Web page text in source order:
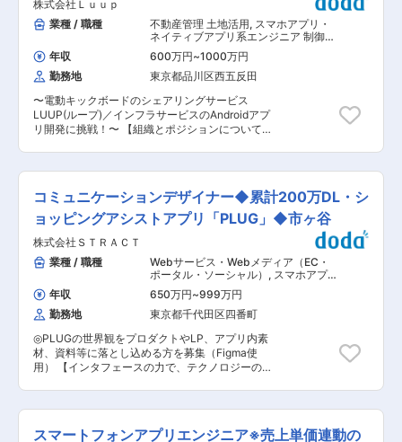
に集中できる環境です。 ※Anthoropicとのリセラ
ー契約も締結しており、AI最前線企業として事業
応援＞ ・半期ごとの面談や定期的な1on1で「こ
ういう仕事をやってみたい」「このスキルを伸ば
したい」等、今後のキャリアやスキル形成につい
て個人に寄り添いヒアリングした上でアサイン先
を決定しています。 ・また、業界、業種、クライ
アントは様々ですので、多種多様な開発プラット
ド、バックエンド問わず、さらにインフラ構築や
運用まで、様々な技術、環境の案件に携わること
境です。 変更の範囲：会社の定める業務
要件定義 ・社内基幹システムとの開発アーキテク
ト設計・仕様調整 ・実現するためのAI活用、デザ
イン思考、開発・試験・運用プロセス改善、デー
タドリブンな取組 ・チームリーダーとしてのメン
バーマネジメント（評価等は含まない） ■職務の
魅力： ・国内最大規模のユーザーを有する決済サ
ービス「d払い」のアジャイル開発を通じて、競
争の激しい決済事業のサービス提供・改善に携わ
り、お客様に多くの反応を頂けること ・サーバ/
アプリの一体アジャイル開発のため、
Android/iOS/サーバアプリ開発スキル及びAWS関
FGだからこそ活用できる、膨大かつ多種多様なデ
ータ分析スキル又は業務経験
（GoogleAnalytics/FirebaseAnalytics等の分析業
務） ■当社の想い： キャッシュレス決済、特に
比較的導入・利用が簡易なQR決済に対する世の
中の関心が非常に高まっています。 変化が激しく
チャレンジングな環境の下、様々なステークホル
ダーと協業・協創しながら、国内でも最大規模の
ユーザーを有するキャッシュレス決済サービス
「d払い」のさらなる成長とともに、ご自身の成
長、ノウハウの習得、スキルアップを体感できる
ポストです。 また、アクティブユーザーが一千万
人を超える規模のサービス開発・運用・データ分
を肌で感じる事ができ、やりがいは絶大です。
「決済」というトリガーで、9,800万を超える携
ヤリティを直接的に高める取り組みに携われま
株式会社Ｌｕｕｐ
業種 / 職種
不動産管理 土地活用, スマホアプリ・
ネイティブアプリ系エンジニア 制御系
ソフトウェア開発（通信・ネットワー
ク・IoT関連）
年収 600万円~1000万円
勤務地
東京都品川区西五反田
〜電動キックボードのシェアリングサービス
LUUP(ループ)／インフラサービスのAndroidアプ
リ開発に挑戦！〜 【組織とポジションについて】
プロダクトの設計・開発する部署に所属いただき
ます。 Androidエンジニアには、主にLUUP
Androidアプリの設計・実装を担当いただきま
す。 プロダクトマネジメント、データ分析の部門
と連携しながら、LUUPサービスを作り上げてい
くポジションとなります。Androidアプリの開発
はもちろん、サーバサイド・IoTチームとの協業
を通じたシステムのつなぎ込み、時には分析や企
画段階からサービス・機能の開発に携わっていた
だきます。20代〜30代が中心の組織です。
【Androidチームが取り組むこと】 部署全体は
「LUUP」サービス本体や社内向け管理ツール、
IoTデバイス関連およびその他周辺ソフトウェア
プロダクトの設計・開発をしています。中でも
Androidチームでは、以下2つのことを中心に取り
組んでいます。 1. ユーザー向けLUUPアプリ
IoTチームとの協業を通じたシステムのつなぎ込
コミュニケーションデザイナー◆累計200万DL・シ
ョッピングアシストアプリ「PLUG」◆市ヶ谷
株式会社ＳＴＲＡＣＴ
業種 / 職種
Webサービス・Webメディア（EC・
ポータル・ソーシャル） , スマホアプ
リ・ネイティブアプリ系エンジニア
UI・UXデザイナー
年収 650万円~999万円
勤務地
東京都千代田区四番町
◎PLUGの世界観をプロダクトやLP、アプリ内素
材、資料等に落とし込める方を募集（Figma使
用） 【インタフェースの力で、テクノロジーの恩
STRACTは、入れておくだけでオンラインショッ
ピングがお得になるブラウザ拡張機能「PLUG(プ
ラグ)」を提供しています。 PLUGを有効にしたブ
スマートフォンアプリエンジニア※売上単価連動の